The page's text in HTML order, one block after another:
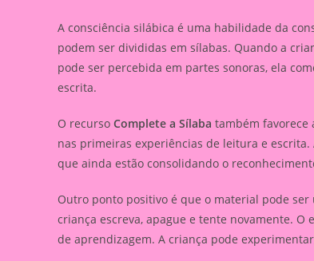
A consciência silábica é uma habilidade da
podem ser divididas em sílabas. Quando a
pode ser percebida em partes sonoras, ela
escrita.
O recurso Complete a Sílaba também favorece
nas primeiras experiências de leitura e
que ainda estão consolidando o
Outro ponto positivo é que o material pode
criança escreva, apague e tente novamente.
de aprendizagem. A criança pode